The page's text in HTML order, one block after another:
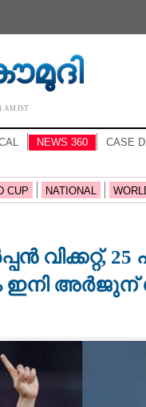
AM IST
NEWS 360 CASE
CUP NATIONAL
വിക്കറ്റ്,
ഇനി അർജുന്